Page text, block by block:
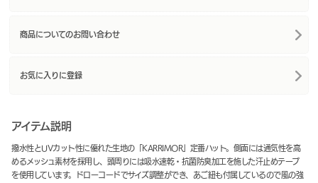
商品についてのお問い合わせ
お気に入りに登録
アイテム説明
撥水性とUVカット性に優れた生地の「KARRIMOR」定番ハット。側面には通気性を高
めるメッシュ素材を採用し、頭周りには吸水速乾・抗菌防臭加工を施した汗止めテープ
を使用しています。ドローコードでサイズ調整ができ、あご紐も付属しているので風の強